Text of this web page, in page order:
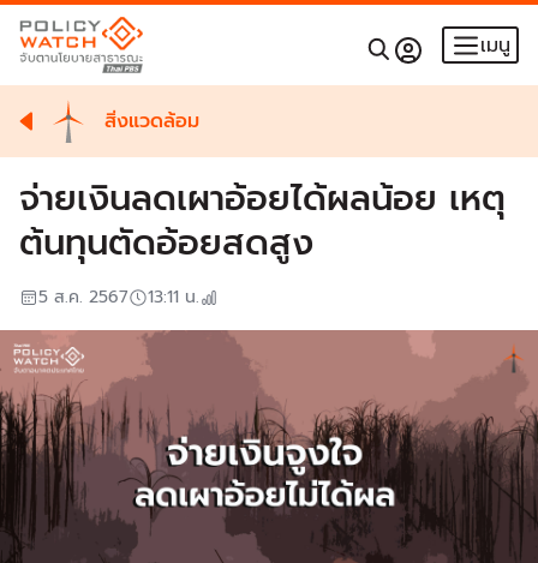
เมนู
สิ่งแวดล้อม
จ่ายเงินลดเผาอ้อยได้ผลน้อย เหตุ
ต้นทุนตัดอ้อยสดสูง
5 ส.ค. 2567 13:11 น.